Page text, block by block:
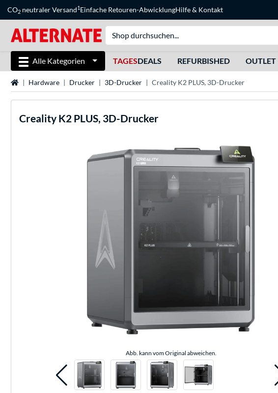
CO2 neutraler Versand1Einfache Retouren-AbwicklungHilfe& Kontakt
Alle Kategorien TAGESDEALS REFURBISHED OUTLET
StartseiteHardware Drucker 3D-Drucker Creality K2 PLUS, 3D-Drucker
Creality K2 PLUS, 3D-Drucker
Abb. kann vom Original abweichen.